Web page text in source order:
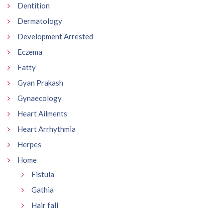
Dentition
Dermatology
Development Arrested
Eczema
Fatty
Gyan Prakash
Gynaecology
Heart Ailments
Heart Arrhythmia
Herpes
Home
Fistula
Gathia
Hair fall